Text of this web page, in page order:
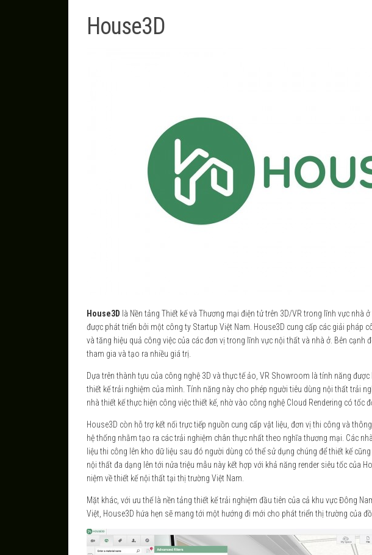
House3D
House3D là Nền tảng Thiết kế và Thương mại điện tử trên 3D/VR trong lĩnh vực nhà
được phát triển bởi một công ty Startup Việt Nam. House3D cung cấp các giải pháp
và tăng hiệu quả công việc của các đơn vị trong lĩnh vực nội thất và nhà ở. Bên cạnh
tham gia và tạo ra nhiều giá trị.
Dựa trên thành tựu của công nghệ 3D và thực tế ảo, VR Showroom là tính năng
thiết kế trải nghiệm của mình. Tính năng này cho phép người tiêu dùng nội thất trải
nhà thiết kế thực hiện công việc thiết kế, nhờ vào công nghệ Cloud Rendering có tốc
House3D còn hỗ trợ kết nối trực tiếp nguồn cung cấp vật liệu, đơn vị thi công và
hệ thống nhằm tạo ra các trải nghiệm chân thực nhất theo nghĩa thương mại. Các
liệu thi công lên kho dữ liệu sau đó người dùng có thể sử dụng chúng để thiết kế
nội thất đa dạng lên tới nửa triệu mẫu này kết hợp với khả năng render siêu tốc của
niệm về thiết kế nội thất tại thị trường Việt Nam.
Mặt khác, với ưu thế là nền tảng thiết kế trải nghiệm đầu tiên của cả khu vực Đông
Việt, House3D hứa hẹn sẽ mang tới một hướng đi mới cho phát triển thị trường của